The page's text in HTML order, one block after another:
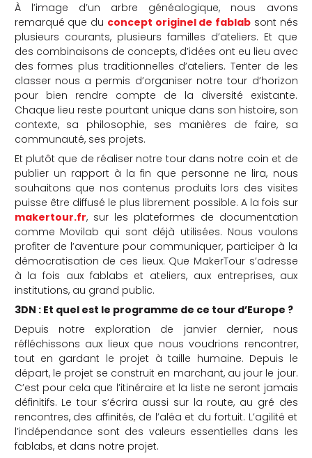
À l’image d’un arbre généalogique, nous avons
remarqué que du concept originel de fablab sont nés
plusieurs courants, plusieurs familles d’ateliers. Et que
des combinaisons de concepts, d’idées ont eu lieu avec
des formes plus traditionnelles d’ateliers. Tenter de les
classer nous a permis d’organiser notre tour d’horizon
pour bien rendre compte de la diversité existante.
Chaque lieu reste pourtant unique dans son histoire, son
contexte, sa philosophie, ses manières de faire, sa
communauté, ses projets.
Et plutôt que de réaliser notre tour dans notre coin et de
publier un rapport à la fin que personne ne lira, nous
souhaitons que nos contenus produits lors des visites
puisse être diffusé le plus librement possible. A la fois sur
makertour.fr, sur les plateformes de documentation
comme Movilab qui sont déjà utilisées. Nous voulons
profiter de l’aventure pour communiquer, participer à la
démocratisation de ces lieux. Que MakerTour s’adresse
à la fois aux fablabs et ateliers, aux entreprises, aux
institutions, au grand public.
3DN : Et quel est le programme de ce tour d’Europe ?
Depuis notre exploration de janvier dernier, nous
réfléchissons aux lieux que nous voudrions rencontrer,
tout en gardant le projet à taille humaine. Depuis le
départ, le projet se construit en marchant, au jour le jour.
C’est pour cela que l’itinéraire et la liste ne seront jamais
définitifs. Le tour s’écrira aussi sur la route, au gré des
rencontres, des affinités, de l’aléa et du fortuit. L’agilité et
l’indépendance sont des valeurs essentielles dans les
fablabs, et dans notre projet.